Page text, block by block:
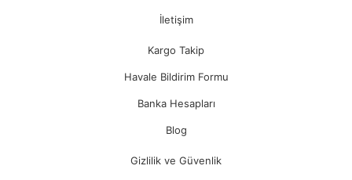
İletişim
Kargo Takip
Havale Bildirim Formu
Banka Hesapları
Blog
Gizlilik ve Güvenlik